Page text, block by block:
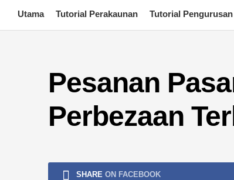
content
Utama Tutorial Perakaunan Tutorial
Pesanan
Perbezaan
SHARE ON FACEBOOK